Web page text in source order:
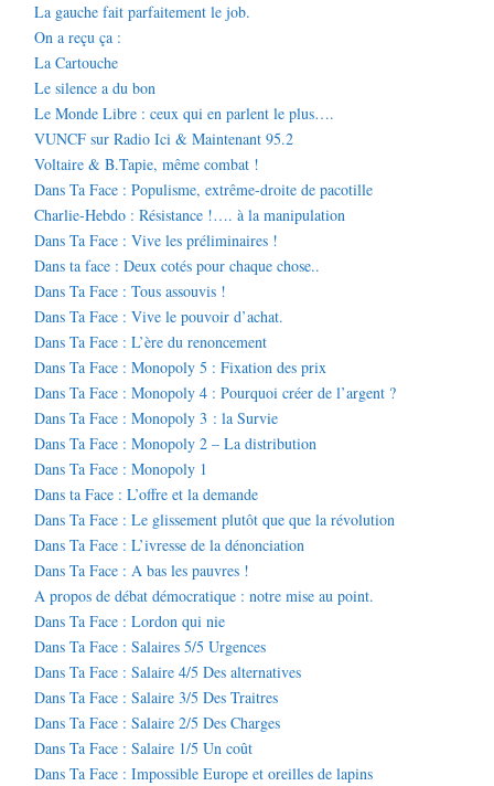
La gauche fait parfaitement le job.
On a reçu ça :
La Cartouche
Le silence a du bon
Le Monde Libre : ceux qui en parlent le plus….
VUNCF sur Radio Ici & Maintenant 95.2
Voltaire & B.Tapie, même combat !
Dans Ta Face : Populisme, extrême-droite de pacotille
Charlie-Hebdo : Résistance !…. à la manipulation
Dans Ta Face : Vive les préliminaires !
Dans ta face : Deux cotés pour chaque chose..
Dans Ta Face : Tous assouvis !
Dans Ta Face : Vive le pouvoir d’achat.
Dans Ta Face : L’ère du renoncement
Dans Ta Face : Monopoly 5 : Fixation des prix
Dans Ta Face : Monopoly 4 : Pourquoi créer de l’argent ?
Dans Ta Face : Monopoly 3 : la Survie
Dans Ta Face : Monopoly 2 – La distribution
Dans Ta Face : Monopoly 1
Dans ta Face : L’offre et la demande
Dans Ta Face : Le glissement plutôt que que la révolution
Dans Ta Face : L’ivresse de la dénonciation
Dans Ta Face : A bas les pauvres !
A propos de débat démocratique : notre mise au point.
Dans Ta Face : Lordon qui nie
Dans Ta Face : Salaires 5/5 Urgences
Dans Ta Face : Salaire 4/5 Des alternatives
Dans Ta Face : Salaire 3/5 Des Traitres
Dans Ta Face : Salaire 2/5 Des Charges
Dans Ta Face : Salaire 1/5 Un coût
Dans Ta Face : Impossible Europe et oreilles de lapins